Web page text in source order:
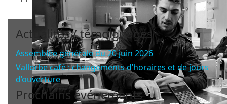
Actualités / témoignages
Assemblée générale du 20 juin 2026
Vallorbe café : changements d’horaires et de jours
d’ouverture
Prochains événements